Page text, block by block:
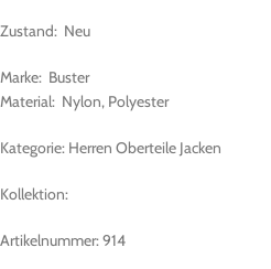
Zustand: Neu
Marke: Buster
Material: Nylon, Polyester
Kategorie: Herren Oberteile Jacken
Kollektion:
Artikelnummer: 914